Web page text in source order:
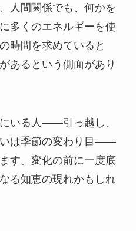
人間関係でも、何かを
多くのエネルギーを使
時間を求めていると
あるという側面があり
いる人——引っ越し、
は季節の変わり目——
す。変化の前に一度底
る知恵の現れかもしれ